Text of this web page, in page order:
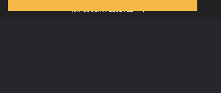
KAPCSOLATFELVÉTEL